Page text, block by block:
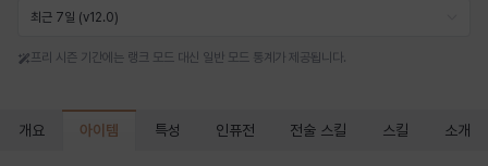
최근 7일 (v12.0)
프리 시즌 기간에는 랭크 모드 대신 일반 모드 통계가 제공됩니다.
개요 아이템 특성 인퓨전 전술 스킬 스킬 소개